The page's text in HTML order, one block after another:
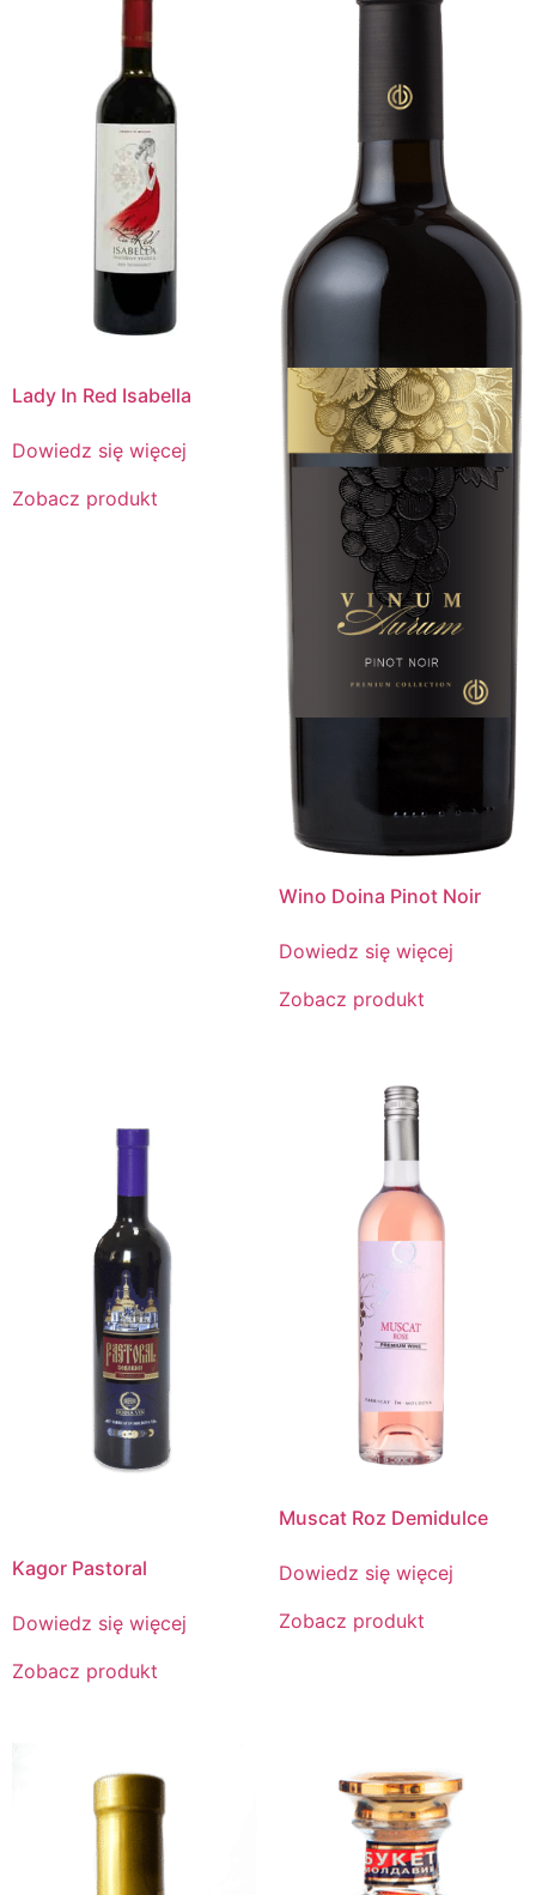
Lady In Red Isabella
Dowiedz się więcej
Zobacz produkt
Wino Doina Pinot Noir
Dowiedz się więcej
Zobacz produkt
Kagor Pastoral
Dowiedz się więcej
Zobacz produkt
Muscat Roz Demidulce
Dowiedz się więcej
Zobacz produkt